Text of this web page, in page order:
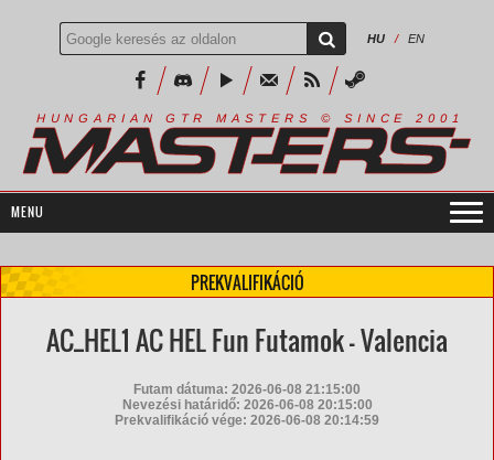
HU / EN
H U N G A R I A N G T R M A S T E R S © S I N C E 2 0 0 1
PREKVALIFIKÁCIÓ
AC_HEL1 AC HEL Fun Futamok - Valencia
Futam dátuma: 2026-06-08 21:15:00
Nevezési határidő: 2026-06-08 20:15:00
Prekvalifikáció vége: 2026-06-08 20:14:59